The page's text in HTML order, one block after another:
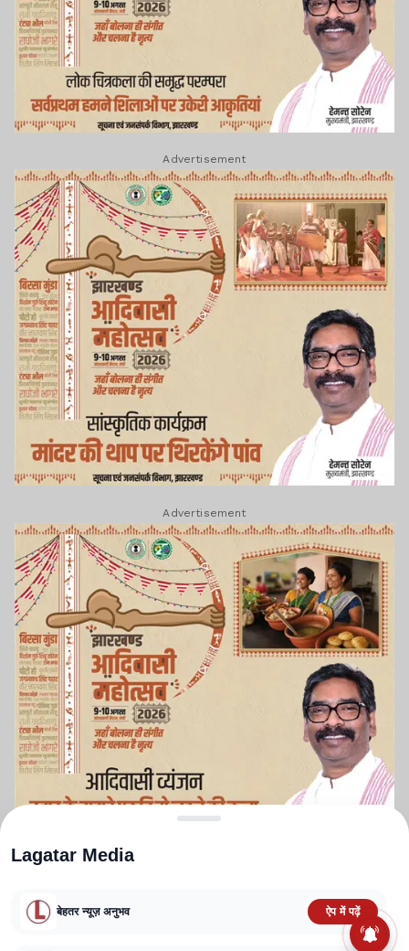
Advertisement
Advertisement
Lagatar Media
बेहतर न्यूज़ अनुभव ऐप में पढ़ें